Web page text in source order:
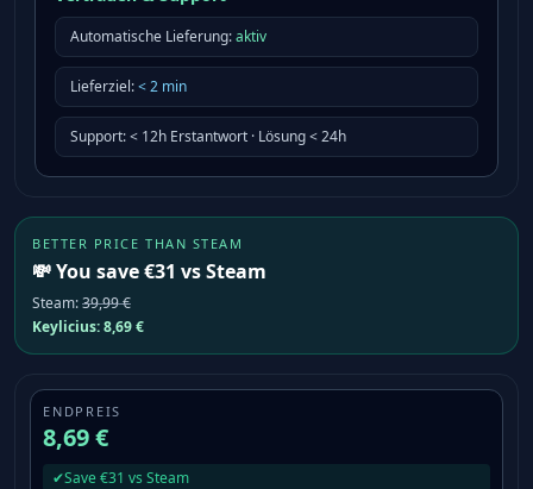
Automatische Lieferung:aktiv
Lieferziel:<2 min
Support:< 12h Erstantwort · Lösung < 24h
BETTER PRICE THAN STEAM
💸 You save €31 vs Steam
Steam:39,99 €
Keylicius:8,69 €
ENDPREIS
8,69 €
✔Save €31 vs Steam